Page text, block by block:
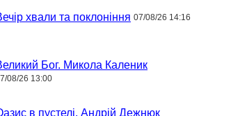
хвали та поклоніння 07/08/26 14:16
Бог. Микола Каленик
08/26 13:00
в пустелі. Андрій Дежнюк